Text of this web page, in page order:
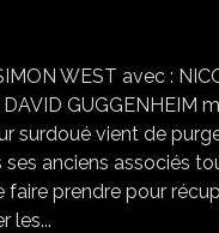
WEST avec :
surdoué vient de
ses anciens associés
prendre pour
les...